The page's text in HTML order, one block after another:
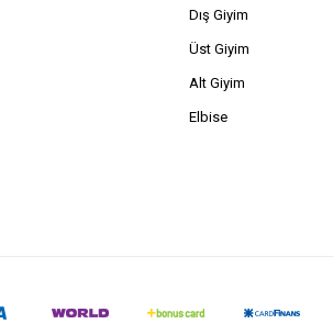
Dış Giyim
Üst Giyim
Alt Giyim
Elbise